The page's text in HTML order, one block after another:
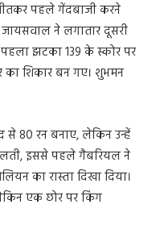
पहले गेंदबाजी करने
जायसवाल ने लगातार दूसरी
झटका 139 के स्कोर पर
शिकार बन गए। शुभमन
80 रन बनाए, लेकिन उन्हें
इससे पहले गैबरियल ने
का रास्ता दिखा दिया।
एक छोर पर किंग